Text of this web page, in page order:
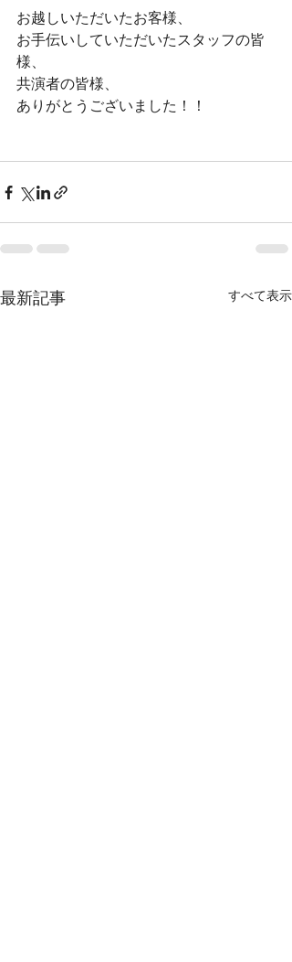
お越しいただいたお客様、
お手伝いしていただいたスタッフの皆
様、
共演者の皆様、
ありがとうございました！！
最新記事 すべて表示